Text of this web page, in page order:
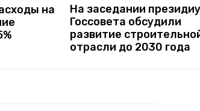
на
На заседании
Госсовета обсудили
развитие
отрасли до 2030 года